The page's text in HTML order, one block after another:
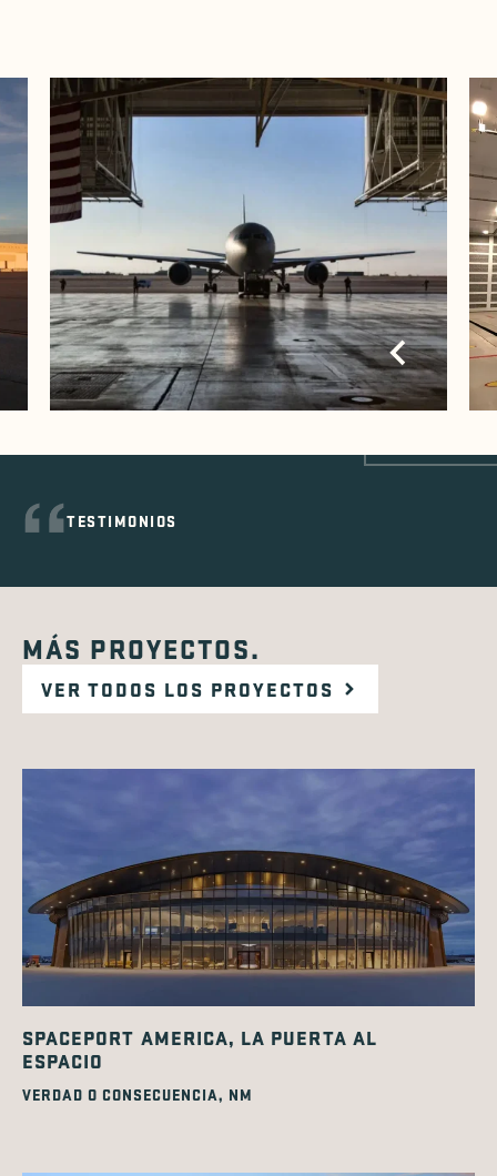
TESTIMONIOS
MÁS PROYECTOS.
VER TODOS LOS PROYECTOS
SPACEPORT AMERICA, LA PUERTA AL
ESPACIO
VERDAD O CONSECUENCIA, NM